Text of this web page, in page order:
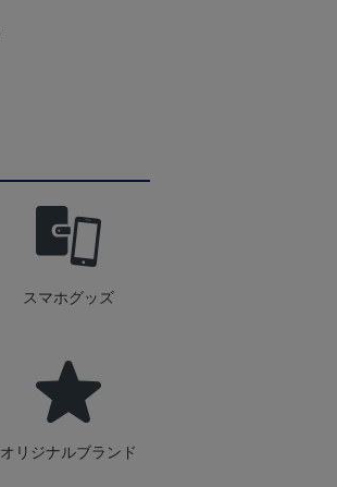
スマホグッズ
オリジナルブランド